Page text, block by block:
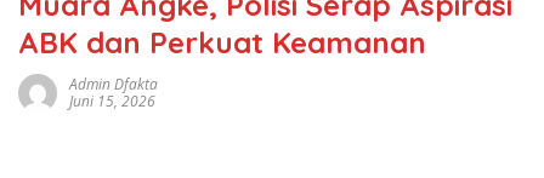
ABK dan Perkuat Keamanan
Admin Dfakta
Juni 15, 2026